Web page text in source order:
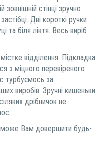
зовнішній стінці зручно
Дві короткі ручки
та біля ліктя. Весь виріб
відділення. Підкладка
з міцного перевіреного
турбуємось за
виробів. Зручні кишеньки
дрібничок не
Вам довершити будь-